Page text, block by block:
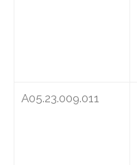
A05.23.009.011